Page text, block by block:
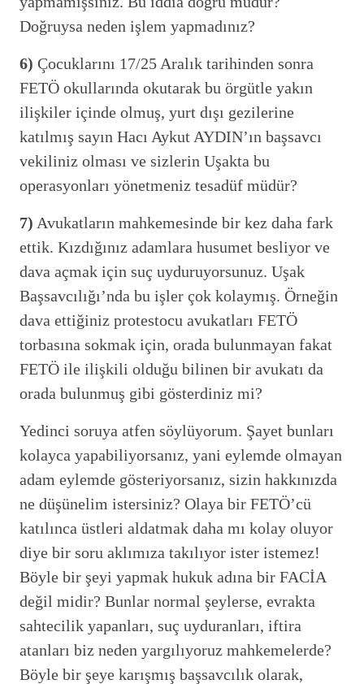
Doğruysa neden işlem yapmadınız?
6) Çocuklarını 17/25 Aralık tarihinden sonra
FETÖ okullarında okutarak bu örgütle yakın
ilişkiler içinde olmuş, yurt dışı gezilerine
katılmış sayın Hacı Aykut AYDIN’ın başsavcı
vekiliniz olması ve sizlerin Uşakta bu
operasyonları yönetmeniz tesadüf müdür?
7) Avukatların mahkemesinde bir kez daha fark
ettik. Kızdığınız adamlara husumet besliyor ve
dava açmak için suç uyduruyorsunuz. Uşak
Başsavcılığı’nda bu işler çok kolaymış. Örneğin
dava ettiğiniz protestocu avukatları FETÖ
torbasına sokmak için, orada bulunmayan fakat
FETÖ ile ilişkili olduğu bilinen bir avukatı da
orada bulunmuş gibi gösterdiniz mi?
Yedinci soruya atfen söylüyorum. Şayet bunları
kolayca yapabiliyorsanız, yani eylemde olmayan
adam eylemde gösteriyorsanız, sizin hakkınızda
ne düşünelim istersiniz? Olaya bir FETÖ’cü
katılınca üstleri aldatmak daha mı kolay oluyor
diye bir soru aklımıza takılıyor ister istemez!
Böyle bir şeyi yapmak hukuk adına bir FACİA
değil midir? Bunlar normal şeylerse, evrakta
sahtecilik yapanları, suç uyduranları, iftira
atanları biz neden yargılıyoruz mahkemelerde?
Böyle bir şeye karışmış başsavcılık olarak,